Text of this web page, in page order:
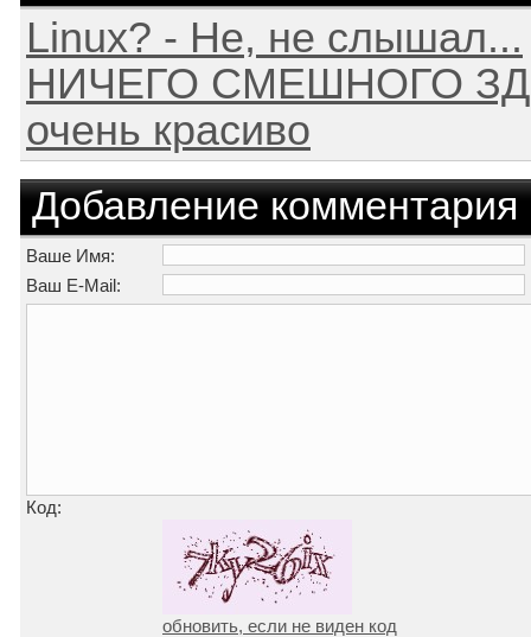
Linux? - Не, не слышал...
НИЧЕГО СМЕШНОГО
очень красиво
Добавление комментария
Ваше Имя:
Ваш E-Mail:
Код:
обновить, если не виден код